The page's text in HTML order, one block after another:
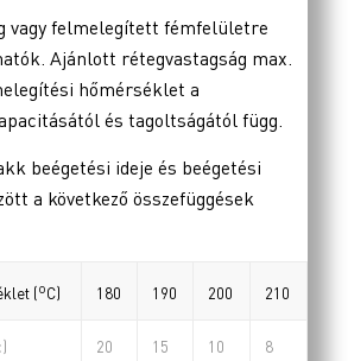
vagy felmelegített fémfelületre
Ajánlott rétegvastagság max.
hőmérséklet a
és tagoltságától függ.
beégetési ideje és beégetési
a következő összefüggések
(oC) 180 190 200 210
20 15 10 8